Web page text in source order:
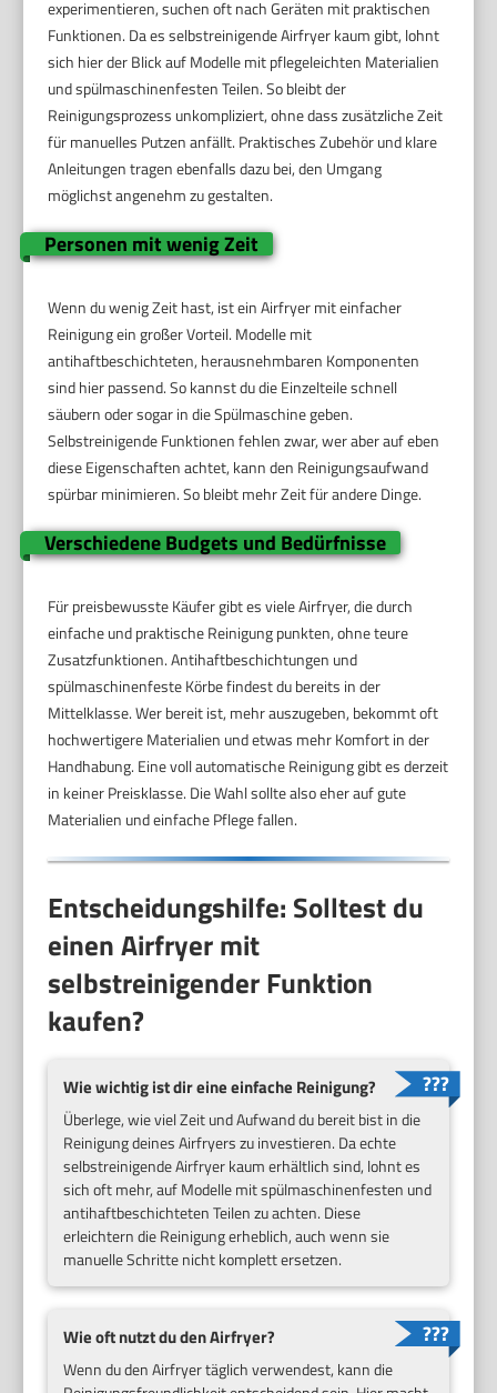
experimentieren, suchen oft nach Geräten mit praktischen
Funktionen. Da es selbstreinigende Airfryer kaum gibt, lohnt
sich hier der Blick auf Modelle mit pflegeleichten Materialien
und spülmaschinenfesten Teilen. So bleibt der
Reinigungsprozess unkompliziert, ohne dass zusätzliche Zeit
für manuelles Putzen anfällt. Praktisches Zubehör und klare
Anleitungen tragen ebenfalls dazu bei, den Umgang
möglichst angenehm zu gestalten.
Personen mit wenig Zeit
Wenn du wenig Zeit hast, ist ein Airfryer mit einfacher
Reinigung ein großer Vorteil. Modelle mit
antihaftbeschichteten, herausnehmbaren Komponenten
sind hier passend. So kannst du die Einzelteile schnell
säubern oder sogar in die Spülmaschine geben.
Selbstreinigende Funktionen fehlen zwar, wer aber auf eben
diese Eigenschaften achtet, kann den Reinigungsaufwand
spürbar minimieren. So bleibt mehr Zeit für andere Dinge.
Verschiedene Budgets und Bedürfnisse
Für preisbewusste Käufer gibt es viele Airfryer, die durch
einfache und praktische Reinigung punkten, ohne teure
Zusatzfunktionen. Antihaftbeschichtungen und
spülmaschinenfeste Körbe findest du bereits in der
Mittelklasse. Wer bereit ist, mehr auszugeben, bekommt oft
hochwertigere Materialien und etwas mehr Komfort in der
Handhabung. Eine voll automatische Reinigung gibt es derzeit
in keiner Preisklasse. Die Wahl sollte also eher auf gute
Materialien und einfache Pflege fallen.
Entscheidungshilfe: Solltest du
einen Airfryer mit
selbstreinigender Funktion
kaufen?
Wie wichtig ist dir eine einfache Reinigung?
Überlege, wie viel Zeit und Aufwand du bereit bist in die
Reinigung deines Airfryers zu investieren. Da echte
selbstreinigende Airfryer kaum erhältlich sind, lohnt es
sich oft mehr, auf Modelle mit spülmaschinenfesten und
antihaftbeschichteten Teilen zu achten. Diese
erleichtern die Reinigung erheblich, auch wenn sie
manuelle Schritte nicht komplett ersetzen.
Wie oft nutzt du den Airfryer?
Wenn du den Airfryer täglich verwendest, kann die